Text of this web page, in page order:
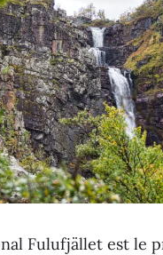
Fulufjället est le